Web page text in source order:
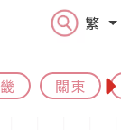
繁
關東